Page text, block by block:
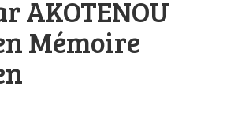
AKOTENOU
Mémoire